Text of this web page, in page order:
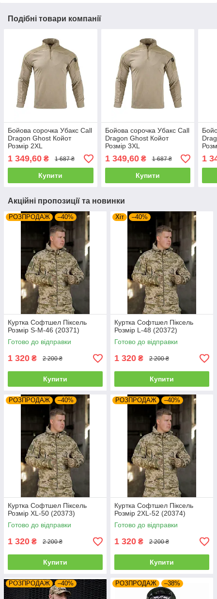
Подібні товари компанії
Бойова сорочка Убакс Call
Dragon Ghost Койот
Розмір 2XL
1 349,60 ₴ 1 687 ₴
Купити
Бойова сорочка Убакс Call
Dragon Ghost Койот
Розмір 3XL
1 349,60₴ 1 687 ₴
Купити
1
Акційні пропозиції та новинки
РОЗПРОДАЖ –40%
Куртка Софтшел Піксель
Розмір S-M-46 (20371)
Готово до відправки
1 320 ₴ 2 200 ₴
Купити
Хіт –40%
Куртка Софтшел Піксель
Розмір L-48 (20372)
Готово до відправки
1 320 ₴ 2 200 ₴
Купити
РОЗПРОДАЖ –40%
Куртка Софтшел Піксель
Розмір XL-50 (20373)
Готово до відправки
1 320 ₴ 2 200 ₴
Купити
РОЗПРОДАЖ –40%
Куртка Софтшел Піксель
Розмір 2XL-52 (20374)
Готово до відправки
1 320 ₴ 2 200 ₴
Купити
РОЗПРОДАЖ –40% РОЗПРОДАЖ –38%